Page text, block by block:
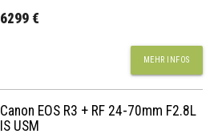
6299 €
MEHR INFOS
Canon EOS R3 + RF 24-70mm F2.8L
IS USM